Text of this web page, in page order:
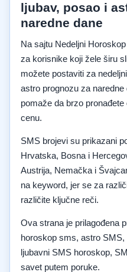
ljubav, posao i
naredne dane
Na sajtu Nedeljni
za korisnike koji žele širu
možete postaviti za
astro prognozu za
pomaže da brzo
cenu.
SMS brojevi su prikazani
Hrvatska, Bosna i
Austrija, Nemačka i
na keyword, jer se za
različite ključne reči.
Ova strana je prilagođena
horoskop sms, astro
ljubavni SMS horoskop,
savet putem poruke.